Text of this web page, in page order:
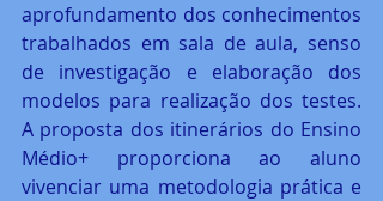
aprofundamento dos conhecimentos
trabalhados em sala de aula, senso
de investigação e elaboração dos
modelos para realização dos testes.
A proposta dos itinerários do Ensino
Médio+ proporciona ao aluno
vivenciar uma metodologia prática e